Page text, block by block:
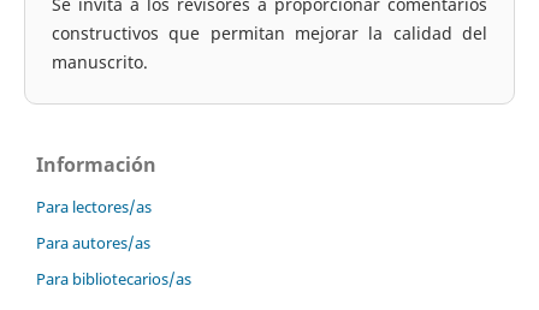
constructivos que permitan mejorar la calidad del
manuscrito.
Información
Para lectores/as
Para autores/as
Para bibliotecarios/as